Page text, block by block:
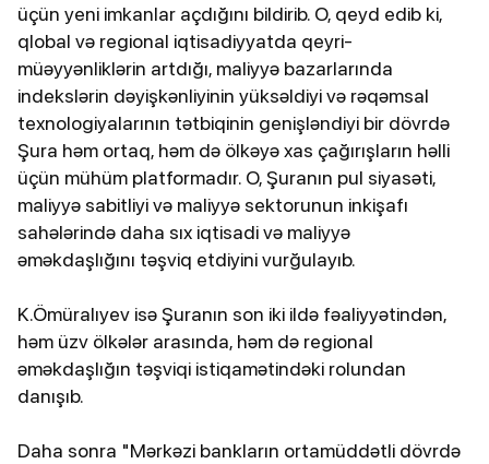
üçün yeni imkanlar açdığını bildirib. O, qeyd edib ki,
qlobal və regional iqtisadiyyatda qeyri-
müəyyənliklərin artdığı, maliyyə bazarlarında
indekslərin dəyişkənliyinin yüksəldiyi və rəqəmsal
texnologiyalarının tətbiqinin genişləndiyi bir dövrdə
Şura həm ortaq, həm də ölkəyə xas çağırışların həlli
üçün mühüm platformadır. O, Şuranın pul siyasəti,
maliyyə sabitliyi və maliyyə sektorunun inkişafı
sahələrində daha sıx iqtisadi və maliyyə
əməkdaşlığını təşviq etdiyini vurğulayıb.
K.Ömüralıyev isə Şuranın son iki ildə fəaliyyətindən,
həm üzv ölkələr arasında, həm də regional
əməkdaşlığın təşviqi istiqamətindəki rolundan
danışıb.
Daha sonra "Mərkəzi bankların ortamüddətli dövrdə